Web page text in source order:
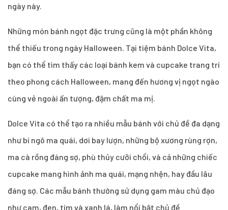
ngày này.
Những món bánh ngọt đặc trưng cũng là một phần không
thể thiếu trong ngày Halloween. Tại tiệm bánh Dolce Vita,
bạn có thể tìm thấy các loại bánh kem và cupcake trang trí
theo phong cách Halloween, mang đến hương vị ngọt ngào
cùng vẻ ngoài ấn tượng, đậm chất ma mị.
Dolce Vita có thể tạo ra nhiều mẫu bánh với chủ đề đa dạng
như bí ngô ma quái, dơi bay lượn, những bộ xương rùng rợn,
ma cà rồng đáng sợ, phù thủy cưỡi chổi, và cả những chiếc
cupcake mang hình ảnh ma quái, mạng nhện, hay đầu lâu
đáng sợ. Các mẫu bánh thường sử dụng gam màu chủ đạo
như cam, đen, tím và xanh lá, làm nổi bật chủ đề